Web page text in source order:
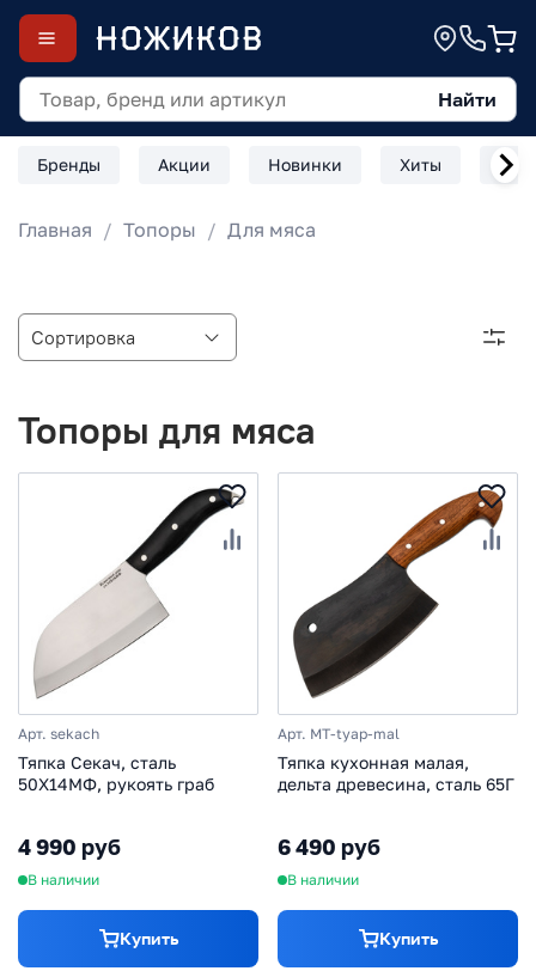
Найти
Бренды Акции Новинки Хиты
Главная Топоры Для мяса
Топоры для мяса
Арт. sekach
Тяпка Секач, сталь
50Х14МФ, рукоять граб
4 990 руб
В наличии
Купить
Арт. MT-tyap-mal
Тяпка кухонная малая,
дельта древесина, сталь 65Г
6 490 руб
В наличии
Купить